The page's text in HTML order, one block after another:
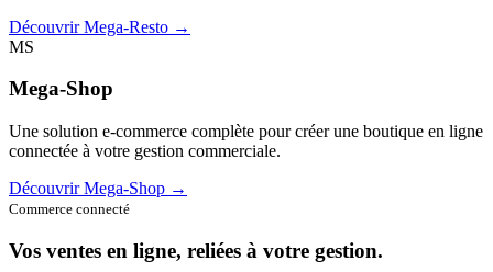
Découvrir Mega-Resto →
MS
Mega-Shop
Une solution e-commerce complète pour créer une boutique en ligne
connectée à votre gestion commerciale.
Découvrir Mega-Shop →
Commerce connecté
Vos ventes en ligne, reliées à votre gestion.